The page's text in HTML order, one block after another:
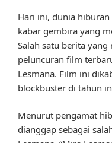
Hari ini, dunia
kabar gembira yang
Salah satu berita
peluncuran film
Lesmana. Film ini
blockbuster di tahun
Menurut pengamat
dianggap sebagai